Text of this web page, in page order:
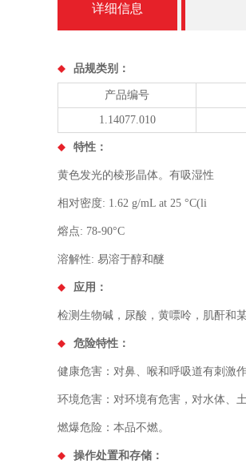
详细信息
品规类别：
产品编号
1.14077.010
特性：
黄色发光的棱形晶体。有吸湿性
相对密度: 1.62 g/mL at 25 °C(li
熔点: 78-90°C
溶解性: 易溶于醇和醚
应用：
检测生物碱，尿酸，黄嘌呤，肌酐和
危险特性：
健康危害：对鼻、喉和呼吸道有刺激
环境危害：对环境有危害，对水体、
燃爆危险：本品不燃。
操作处置和存储：